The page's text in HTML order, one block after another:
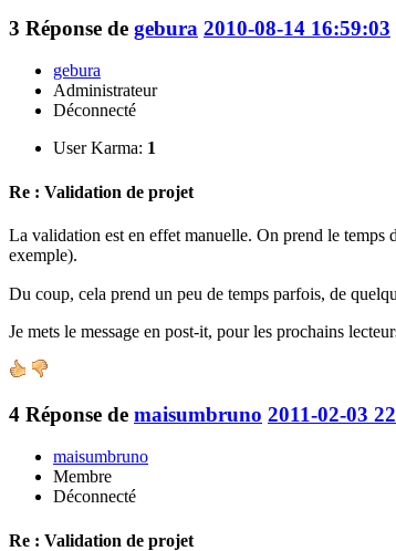
3 Réponse de gebura 2010-08-14 16:59:03
gebura
Administrateur
Déconnecté
User Karma: 1
Re : Validation de projet
La validation est en effet manuelle. On prend le temps
exemple).
Du coup, cela prend un peu de temps parfois, de
Je mets le message en post-it, pour les prochains
4 Réponse de maisumbruno 2011-02-03
maisumbruno
Membre
Déconnecté
Re : Validation de projet